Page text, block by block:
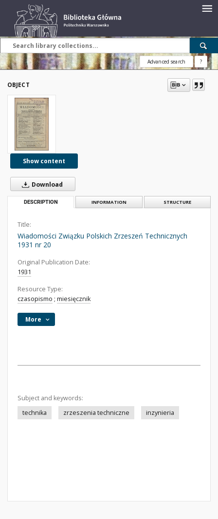
Advanced search ?
OBJECT
Show content
Download
DESCRIPTION INFORMATION STRUCTURE
Title:
Wiadomości Związku Polskich Zrzeszeń Technicznych
1931 nr 20
Original Publication Date:
1931
Resource Type:
czasopismo ; miesięcznik
More
Subject and keywords:
technika
zrzeszenia techniczne inzynieria